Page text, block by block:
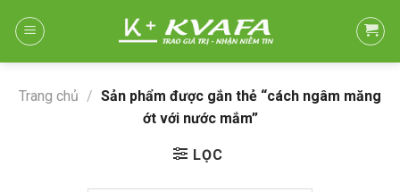
Trang chủ / Sản phẩm được gắn thẻ “cách ngâm măng
ớt với nước mắm”
LỌC